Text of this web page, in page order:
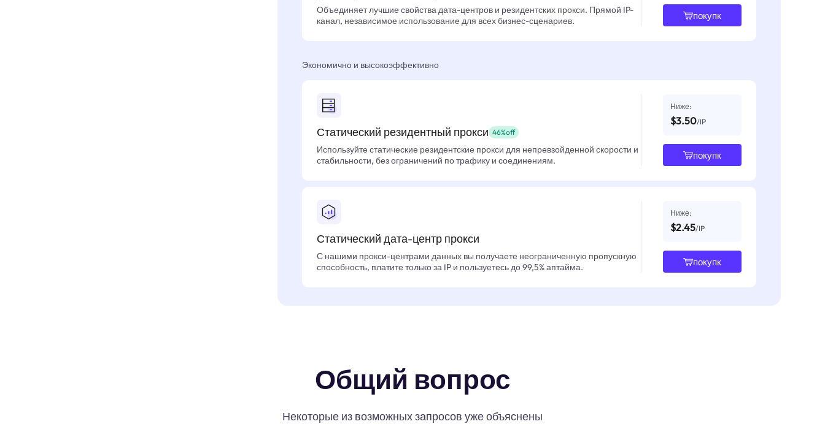
Объединяет лучшие свойства дата-центров и резидентских прокси. Прямой IP-
канал, независимое использование для всех бизнес-сценариев.
покупк
Экономично и высокоэффективно
Статический резидентный прокси 46%off
Используйте статические резидентские прокси для непревзойденной скорости и
стабильности, без ограничений по трафику и соединениям.
Ниже:
$3.50/IP
покупк
Статический дата-центр прокси
С нашими прокси-центрами данных вы получаете неограниченную пропускную
способность, платите только за IP и пользуетесь до 99,5% аптайма.
Ниже:
$2.45/IP
покупк
Общий вопрос
Некоторые из возможных запросов уже объяснены